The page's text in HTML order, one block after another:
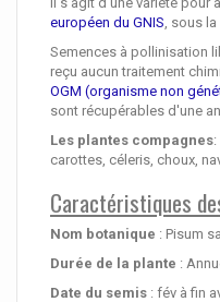
européen du GNIS , sous
Semences à pollinisation
reçu aucun traitement
OGM (organisme non
sont récupérables d'une
Les plantes compagnes
carottes, céleris, choux,
Caractéristiques
Nom botanique : Pisum
Durée de la plante :
Date du semis : fév à fin